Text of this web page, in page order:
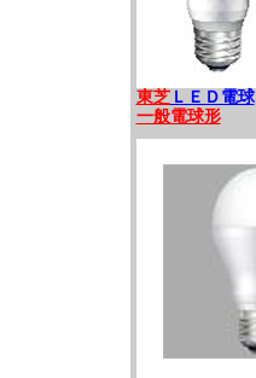
東芝ＬＥＤ電球
一般電球形